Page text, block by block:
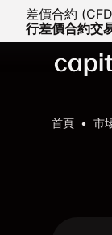
差價合約
行差價合約交
首頁 市